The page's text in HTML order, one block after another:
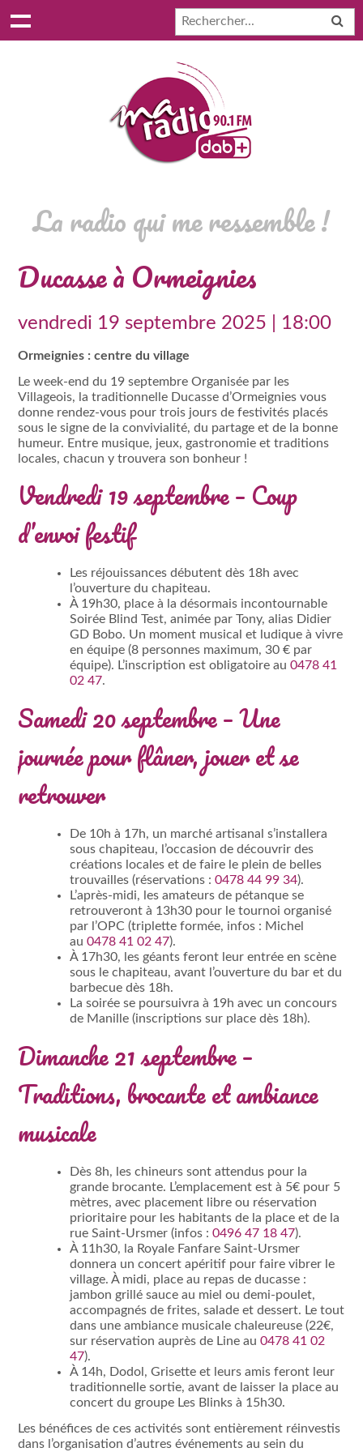
La radio qui me ressemble !
Ducasse à Ormeignies
vendredi 19 septembre 2025 | 18:00
Ormeignies : centre du village
Le week-end du 19 septembre Organisée par les
Villageois, la traditionnelle Ducasse d’Ormeignies vous
donne rendez-vous pour trois jours de festivités placés
sous le signe de la convivialité, du partage et de la bonne
humeur. Entre musique, jeux, gastronomie et traditions
locales, chacun y trouvera son bonheur !
Vendredi 19 septembre – Coup
d’envoi festif
Les réjouissances débutent dès 18h avec
l’ouverture du chapiteau.
À 19h30, place à la désormais incontournable
Soirée Blind Test, animée par Tony, alias Didier
GD Bobo. Un moment musical et ludique à vivre
en équipe (8 personnes maximum, 30 € par
équipe). L’inscription est obligatoire au0478 41
02 47.
Samedi 20 septembre – Une
journée pour flâner, jouer et se
retrouver
De 10h à 17h, un marché artisanal s’installera
sous chapiteau, l’occasion de découvrir des
créations locales et de faire le plein de belles
trouvailles (réservations :0478 44 99 34).
L’après-midi, les amateurs de pétanque se
retrouveront à 13h30 pour le tournoi organisé
par l’OPC (triplette formée, infos : Michel
au0478 41 02 47).
À 17h30, les géants feront leur entrée en scène
sous le chapiteau, avant l’ouverture du bar et du
barbecue dès 18h.
La soirée se poursuivra à 19h avec un concours
de Manille (inscriptions sur place dès 18h).
Dimanche 21 septembre –
Traditions, brocante et ambiance
musicale
Dès 8h, les chineurs sont attendus pour la
grande brocante. L’emplacement est à 5€ pour 5
mètres, avec placement libre ou réservation
prioritaire pour les habitants de la place et de la
rue Saint-Ursmer (infos :0496 47 18 47).
À 11h30, la Royale Fanfare Saint-Ursmer
donnera un concert apéritif pour faire vibrer le
village. À midi, place au repas de ducasse :
jambon grillé sauce au miel ou demi-poulet,
accompagnés de frites, salade et dessert. Le tout
dans une ambiance musicale chaleureuse (22€,
sur réservation auprès de Line au0478 41 02
47).
À 14h, Dodol, Grisette et leurs amis feront leur
traditionnelle sortie, avant de laisser la place au
concert du groupe Les Blinks à 15h30.
Les bénéfices de ces activités sont entièrement réinvestis
dans l’organisation d’autres événements au sein du